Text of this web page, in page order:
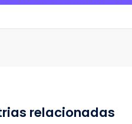
relacionadas